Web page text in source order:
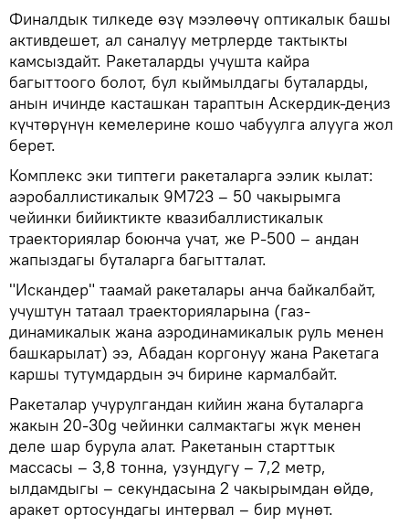
Финалдык тилкеде өзү мээлөөчү оптикалык башы
активдешет, ал саналуу метрлерде тактыкты
камсыздайт. Ракеталарды учушта кайра
багыттоого болот, бул кыймылдагы буталарды,
анын ичинде касташкан тараптын Аскердик-деңиз
күчтөрүнүн кемелерине кошо чабуулга алууга жол
берет.
Комплекс эки типтеги ракеталарга ээлик кылат:
аэробаллистикалык 9М723 – 50 чакырымга
чейинки бийиктикте квазибаллистикалык
траекториялар боюнча учат, же Р-500 – андан
жапыздагы буталарга багытталат.
"Искандер" таамай ракеталары анча байкалбайт,
учуштун татаал траекторияларына (газ-
динамикалык жана аэродинамикалык руль менен
башкарылат) ээ, Абадан коргонуу жана Ракетага
каршы тутумдардын эч бирине кармалбайт.
Ракеталар учурулгандан кийин жана буталарга
жакын 20-30g чейинки салмактагы жүк менен
деле шар бурула алат. Ракетанын старттык
массасы – 3,8 тонна, узундугу – 7,2 метр,
ылдамдыгы – секундасына 2 чакырымдан өйдө,
аракет ортосундагы интервал – бир мүнөт.